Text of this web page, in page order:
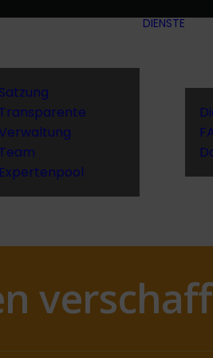
Satzung
Transparente
Verwaltung
Team
Expertenpool
DIENSTE